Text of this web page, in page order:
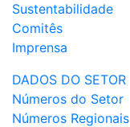
Sustentabilidade
Comitês
Imprensa
DADOS DO SETOR
Números do Setor
Números Regionais